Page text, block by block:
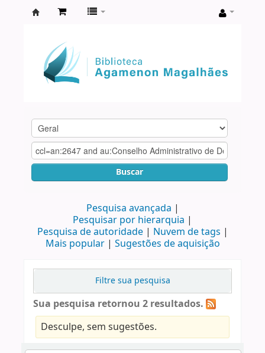
Agamenon
Magalhães
Buscar
Pesquisa avançada
Pesquisar por hierarquia
Pesquisa de autoridade
Nuvem de tags
Mais popular
Sugestões de aquisição
Filtre sua pesquisa
Sua pesquisa retornou 2 resultados.
Desculpe, sem sugestões.